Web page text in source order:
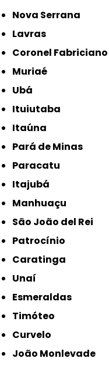
Nova Serrana
Lavras
Coronel Fabriciano
Muriaé
Ubá
Ituiutaba
Itaúna
Pará de Minas
Paracatu
Itajubá
Manhuaçu
São João del Rei
Patrocínio
Caratinga
Unaí
Esmeraldas
Timóteo
Curvelo
João Monlevade